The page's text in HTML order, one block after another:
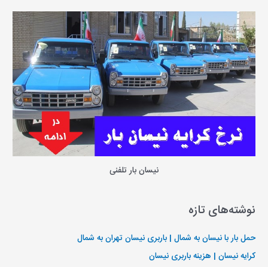
نیسان بار تلفنی
نوشته‌های تازه
حمل بار با نیسان به شمال | باربری نیسان تهران به شمال
کرایه نیسان | هزینه باربری نیسان